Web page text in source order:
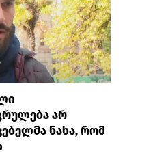
არ
ნახა, რომ